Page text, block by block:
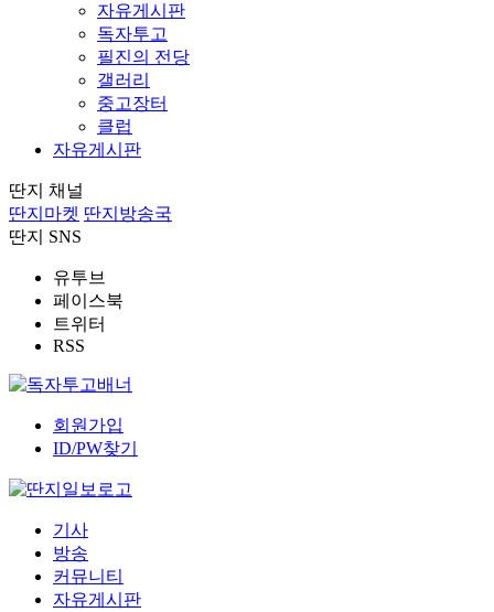
자유게시판
독자투고
필진의 전당
갤러리
중고장터
클럽
자유게시판
딴지 채널
딴지마켓 딴지방송국
딴지 SNS
유투브
페이스북
트위터
RSS
회원가입
ID/PW찾기
기사
방송
커뮤니티
자유게시판